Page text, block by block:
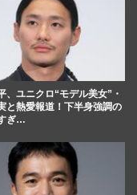
、ユニクロ“モデル美女”・
と熱愛報道！下半身強調の
ぎ…